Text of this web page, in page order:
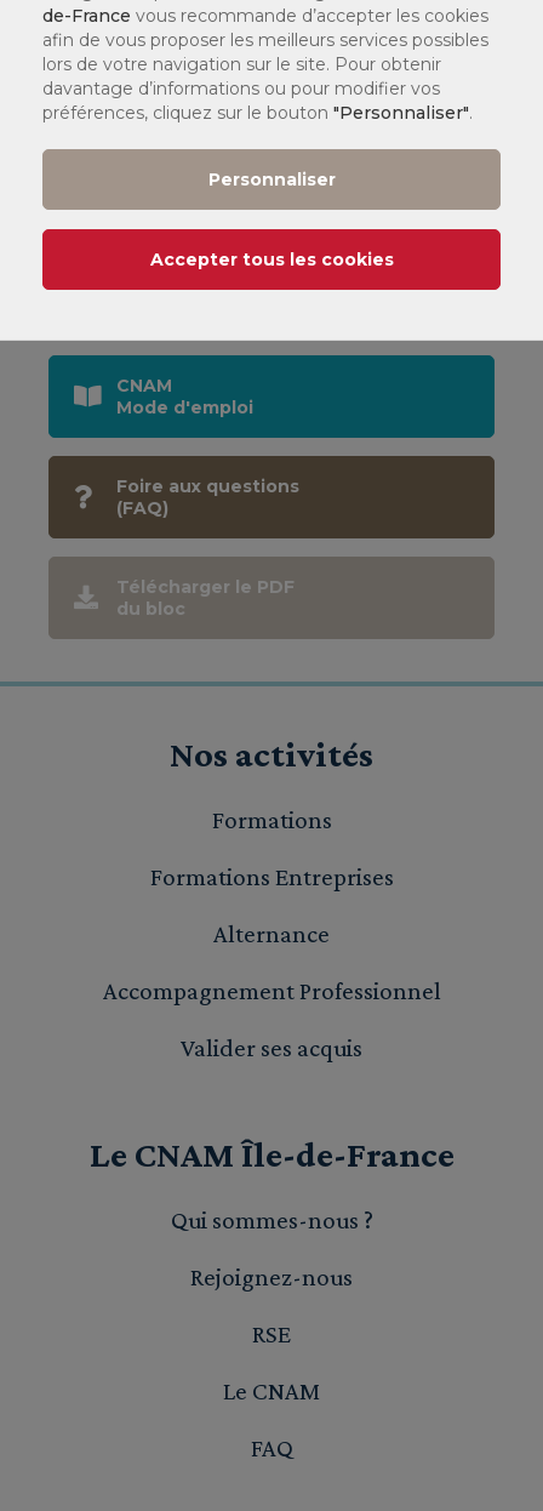
Informations, Orientation &
Inscription
Par téléphone :
01 44 78 60 50
Dans l'un de nos
CNAM
Mode d'emploi
Foire aux questions
(FAQ)
Télécharger le PDF
du bloc
Nos activités
Formations
Formations Entreprises
Alternance
Accompagnement Professionnel
Valider ses acquis
Le CNAM Île-de-France
Qui sommes-nous ?
Rejoignez-nous
RSE
Le CNAM
FAQ
de-France vous recommande d’accepter les cookies
afin de vous proposer les meilleurs services possibles
lors de votre navigation sur le site. Pour obtenir
davantage d’informations ou pour modifier vos
préférences, cliquez sur le bouton "Personnaliser".
Personnaliser
Accepter tous les cookies